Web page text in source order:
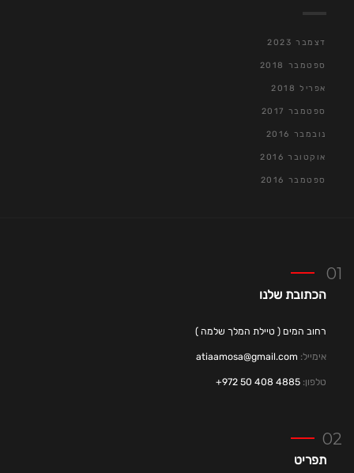
דצמבר 2023
ספטמבר 2018
אפריל 2018
ספטמבר 2017
נובמבר 2016
אוקטובר 2016
ספטמבר 2016
הכתובת שלנו
רחוב המים ( טיילת המלך שלמה )
אימייל: atiaamosa@gmail.com
טלפון: 4885 408 50 972+
תפריט